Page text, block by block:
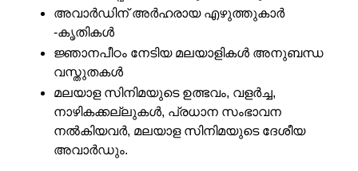
അവാർഡിന് അർഹരായ എഴുത്തുകാർ
-കൃതികൾ
ജ്ഞാനപീഠം നേടിയ മലയാളികൾ അനുബന്ധ
വസ്തുതകൾ
മലയാള സിനിമയുടെ ഉത്ഭവം, വളർച്ച,
നാഴികക്കല്ലുകൾ, പ്രധാന സംഭാവന
നൽകിയവർ, മലയാള സിനിമയുടെ ദേശീയ
അവാർഡും.